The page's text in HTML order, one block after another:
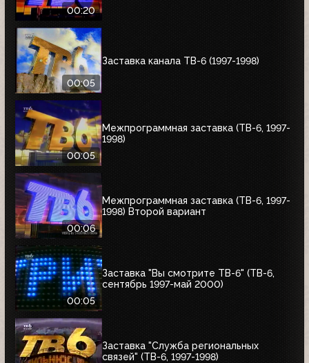
00:20
00:05
Заставка канала ТВ-6 (1997-1998)
00:05
Межпрограммная заставка (ТВ-6, 1997-
1998)
00:06
Межпрограммная заставка (ТВ-6, 1997-
1998) Второй вариант
00:05
Заставка "Вы смотрите ТВ-6" (ТВ-6,
сентябрь 1997-май 2000)
Заставка "Служба региональных
связей" (ТВ-6, 1997-1998)